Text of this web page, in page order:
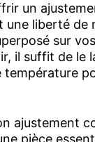
un
liberté de
sur
il suffit de le
température
ajustement
pièce